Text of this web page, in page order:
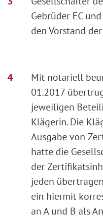
Gebrüder EC
den Vorstand
Mit notariell
01.2017
jeweiligen
Klägerin. Die
Ausgabe von
hatte die
der
jeden
ein hiermit
an A und B als